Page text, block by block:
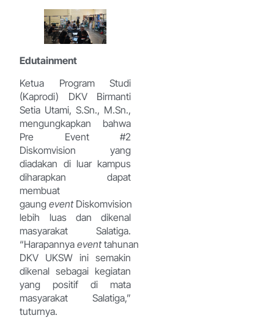
Edutainment
Ketua Program Studi
(Kaprodi) DKV Birmanti
Setia Utami, S.Sn., M.Sn.,
mengungkapkan bahwa
Pre Event #2
Diskomvision yang
diadakan di luar kampus
diharapkan dapat
membuat
gaungeventDiskomvision
lebih luas dan dikenal
masyarakat Salatiga.
“Harapannyaeventtahunan
DKV UKSW ini semakin
dikenal sebagai kegiatan
yang positif di mata
masyarakat Salatiga,”
tuturnya.